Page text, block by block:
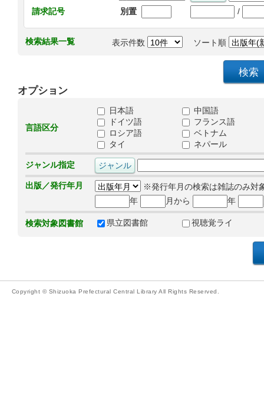
請求記号
別置 /
検索結果一覧 表示件数 ソート順
オプション
言語区分
日本語
中国語
ドイツ語
フランス語
ロシア語
ベトナム
タイ
ネパール
ジャンル指定
出版／発行年月
※発行年月の検索は雑誌のみ対
年
月から 年
検索対象図書館 県立図書館 視聴覚ライ
Copyright © Shizuoka Prefectural Central Library All Rights Reserved.